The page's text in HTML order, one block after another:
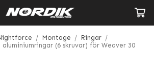
/ Montage / Ringar /
(6 skruvar) för Weaver 30